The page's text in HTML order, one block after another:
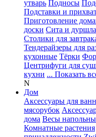
утварь Подносы
Подставки и
Приготовление
доски Сита и
Столики для
Тендерайзеры для
кухонные Тёрки
Центрифуги для
кухни ... Показать
N
Дом
Аксессуары для
мясорубок
дома Весы
Комнатные растения